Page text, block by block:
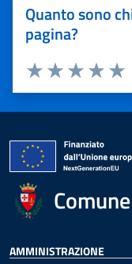
Quanto sono
pagina?
Valuta
Valuta 3
Valuta 2 stelle
Valuta 1 stelle su 5
AMMINISTRAZIONE